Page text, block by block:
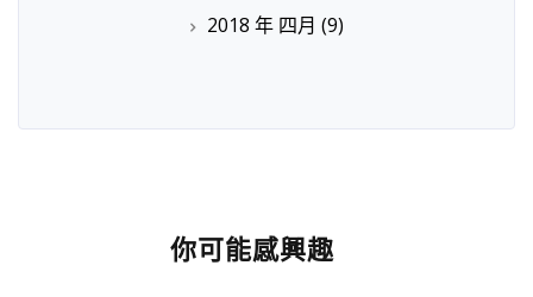
2018 年 四月 (9)
你可能感興趣